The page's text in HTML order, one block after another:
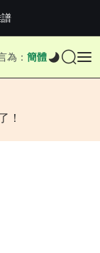
亞，德約...
官...
為： 簡體
！